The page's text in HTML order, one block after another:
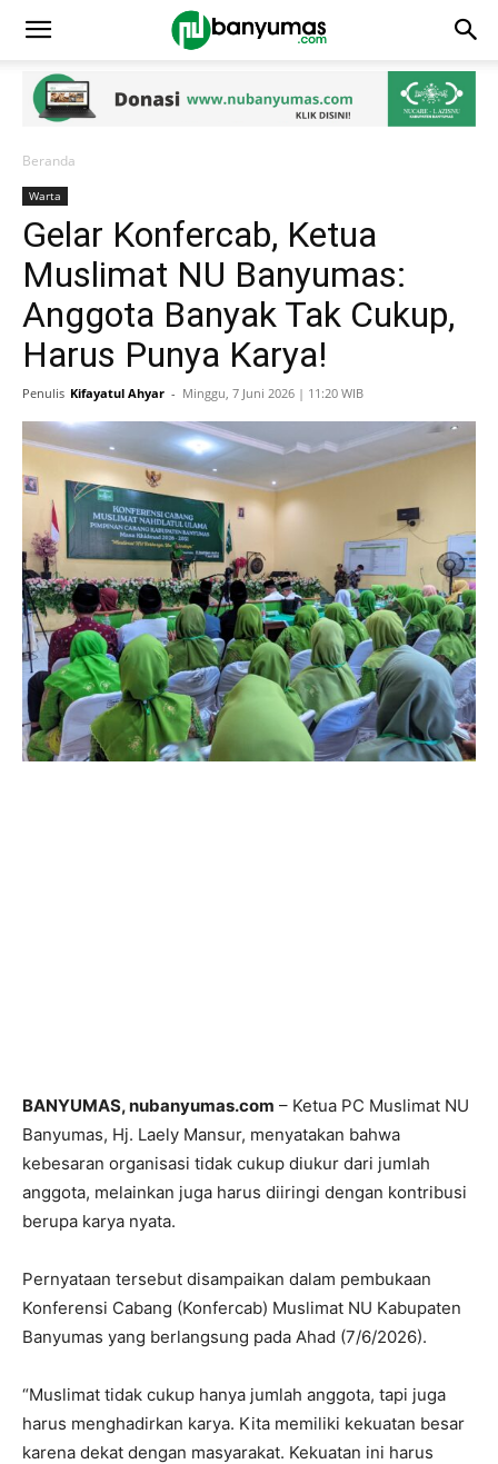
Beranda
Warta
Gelar Konfercab, Ketua
Muslimat NU Banyumas:
Anggota Banyak Tak Cukup,
Harus Punya Karya!
Penulis Kifayatul Ahyar - Minggu, 7 Juni 2026 | 11:20 WIB
BANYUMAS, nubanyumas.com – Ketua PC Muslimat NU
Banyumas, Hj. Laely Mansur, menyatakan bahwa
kebesaran organisasi tidak cukup diukur dari jumlah
anggota, melainkan juga harus diiringi dengan kontribusi
berupa karya nyata.
Pernyataan tersebut disampaikan dalam pembukaan
Konferensi Cabang (Konfercab) Muslimat NU Kabupaten
Banyumas yang berlangsung pada Ahad (7/6/2026).
“Muslimat tidak cukup hanya jumlah anggota, tapi juga
harus menghadirkan karya. Kita memiliki kekuatan besar
karena dekat dengan masyarakat. Kekuatan ini harus